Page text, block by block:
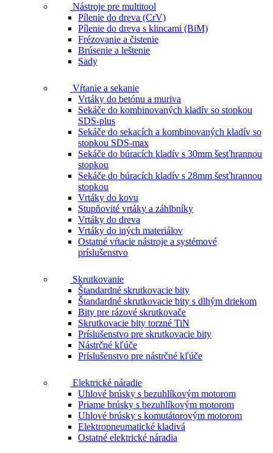
Nástroje pre multitool
Pílenie do dreva (CrV)
Pílenie do dreva s klincami (BiM)
Frézovanie a čistenie
Brúsenie a leštenie
Sady
Vŕtanie a sekanie
Vrtáky do betónu a muriva
Sekáče do kombinovaných kladív so stopkou
SDS-plus
Sekáče do sekacích a kombinovaných kladív so
stopkou SDS-max
Sekáče do búracích kladív s 30mm šesťhrannou
stopkou
Sekáče do búracích kladív s 28mm šesťhrannou
stopkou
Vrtáky do kovu
Stupňovité vrtáky a záhlbníky
Vrtáky do dreva
Vrtáky do iných materiálov
Ostatné vŕtacie nástroje a systémové
príslušenstvo
Skrutkovanie
Štandardné skrutkovacie bity
Štandardné skrutkovacie bity s dlhým driekom
Bity pre rázové skrutkovače
Skrutkovacie bity torzné TiN
Príslušenstvo pre skrutkovacie bity
Nástrčné kľúče
Príslušenstvo pre nástrčné kľúče
Elektrické náradie
Uhlové brúsky s bezuhlíkovým motorom
Priame brúsky s bezuhlíkovým motorom
Uhlové brúsky s komutátorovým motorom
Elektropneumatické kladivá
Ostatné elektrické náradia